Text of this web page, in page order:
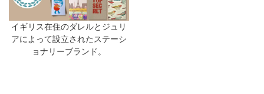
イギリス在住のダレルとジュリ
アによって設立されたステーシ
ョナリーブランド。